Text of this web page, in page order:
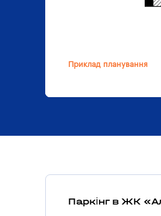
Приклад планування
Паркінг в ЖК